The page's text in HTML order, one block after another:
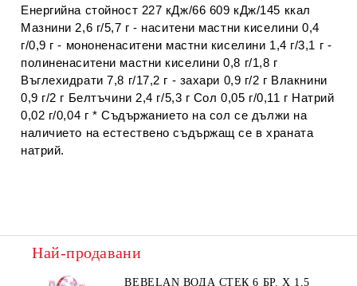
Енергийна стойност 227 кДж/66 609 кДж/145 ккал
Мазнини 2,6 г/5,7 г - наситени мастни киселини 0,4
г/0,9 г - мононенаситени мастни киселини 1,4 г/3,1 г -
полиненаситени мастни киселини 0,8 г/1,8 г
Въглехидрати 7,8 г/17,2 г - захари 0,9 г/2 г Влакнини
0,9 г/2 г Белтъчини 2,4 г/5,3 г Сол 0,05 г/0,11 г Натрий
0,02 г/0,04 г * Съдържанието на сол се дължи на
наличието на естествено съдържащ се в храната
натрий.
Най-продавани
BEBELAN ВОДА СТЕК 6 БР. Х 1,5